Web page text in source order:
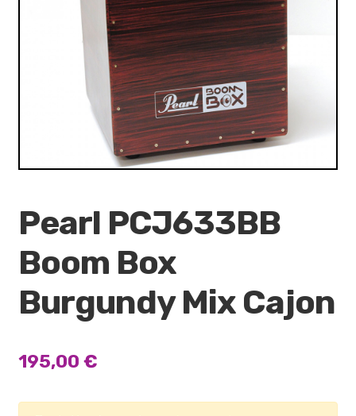
Pearl PCJ633BB
Boom Box
Burgundy Mix Cajon
195,00 €